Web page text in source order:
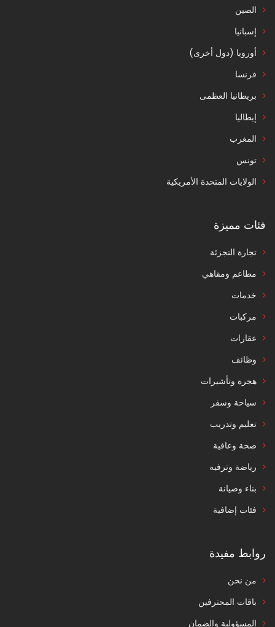
الصين
إسبانيا
أوروبا (دول أخرى)
فرنسا
بريطانيا العظمى
إيطاليا
المغرب
تونس
الولايات المتحدة الأمريكية
فئات مميزة
تجارة التجزئة
مطاعم ومقاهي
خدمات
مركبات
عقارات
وظائف
هجرة وتأشيرات
سياحة وسفر
تعليم وتدريب
صحة وعافية
رياضة وترفيه
بناء وصيانة
فئات إضافية
روابط مفيدة
من نحن
باقات المحترفين
المسؤولية والضمان